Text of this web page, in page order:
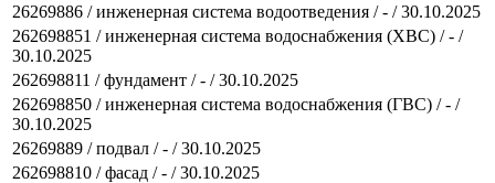
26269886 / инженерная система водоотведения / - / 30.10.2025
262698851 / инженерная система водоснабжения (ХВС) / - /
30.10.2025
262698811 / фундамент / - / 30.10.2025
262698850 / инженерная система водоснабжения (ГВС) / - /
30.10.2025
26269889 / подвал / - / 30.10.2025
262698810 / фасад / - / 30.10.2025